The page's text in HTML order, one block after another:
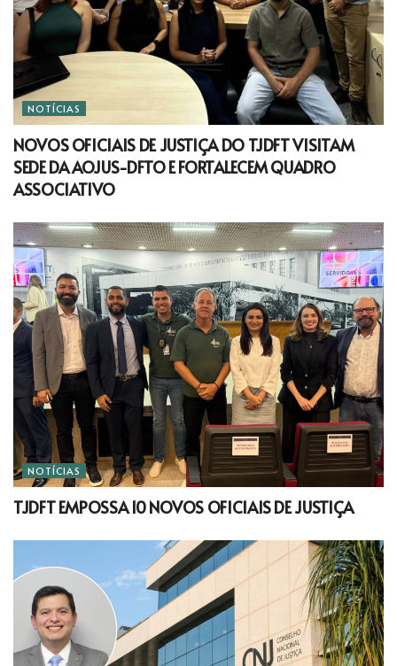
NOTÍCIAS
NOVOS OFICIAIS DE JUSTIÇA DO TJDFT VISITAM
SEDE DA AOJUS-DFTO E FORTALECEM QUADRO
ASSOCIATIVO
NOTÍCIAS
TJDFT EMPOSSA 10 NOVOS OFICIAIS DE JUSTIÇA